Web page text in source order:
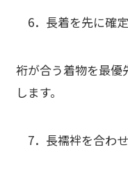
6． 長着を先に確定
裄が合う着物を最優
します。
7． 長襦袢を合わ